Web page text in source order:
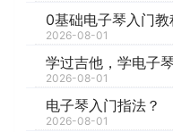
0基础电子琴入门教
2026-08-01
学过吉他，学电子
2026-08-01
电子琴入门指法？
2026-08-01